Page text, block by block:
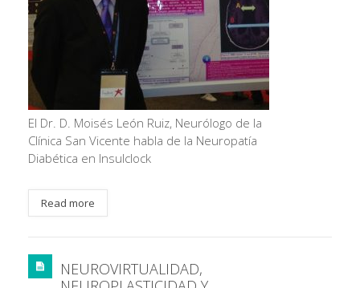
El Dr. D. Moisés León Ruiz, Neurólogo de la
Clínica San Vicente habla de la Neuropatía
Diabética en Insulclock
Read more
NEUROVIRTUALIDAD,